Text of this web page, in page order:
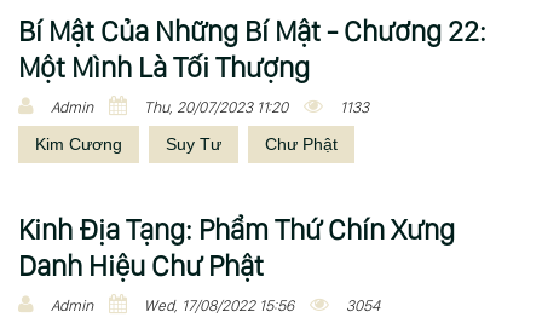
C
h
ư
P
t
Bí Mật Của Những Bí Mật - Chương 22:
Một Mình Là Tối Thượng
Admin Thu, 20/07/2023 11:20 1133
Kim Cương Suy Tư Chư Phật
Kinh Ðịa Tạng: Phẩm Thứ Chín Xưng
Danh Hiệu Chư Phật
Admin Wed, 17/08/2022 15:56 3054